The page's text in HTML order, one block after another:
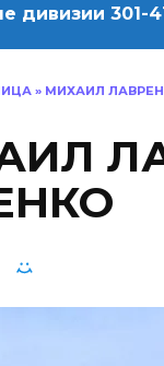
дивизии 301-
» МИХАИЛ